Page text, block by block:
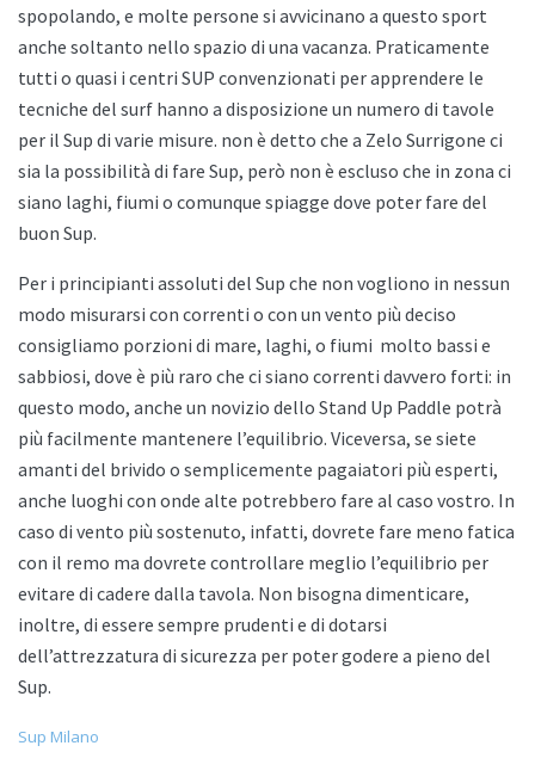
spopolando, e molte persone si avvicinano a questo sport
anche soltanto nello spazio di una vacanza. Praticamente
tutti o quasi i centri SUP convenzionati per apprendere le
tecniche del surf hanno a disposizione un numero di tavole
per il Sup di varie misure. non è detto che a Zelo Surrigone ci
sia la possibilità di fare Sup, però non è escluso che in zona ci
siano laghi, fiumi o comunque spiagge dove poter fare del
buon Sup.
Per i principianti assoluti del Sup che non vogliono in nessun
modo misurarsi con correnti o con un vento più deciso
consigliamo porzioni di mare, laghi, o fiumi molto bassi e
sabbiosi, dove è più raro che ci siano correnti davvero forti: in
questo modo, anche un novizio dello Stand Up Paddle potrà
più facilmente mantenere l’equilibrio. Viceversa, se siete
amanti del brivido o semplicemente pagaiatori più esperti,
anche luoghi con onde alte potrebbero fare al caso vostro. In
caso di vento più sostenuto, infatti, dovrete fare meno fatica
con il remo ma dovrete controllare meglio l’equilibrio per
evitare di cadere dalla tavola. Non bisogna dimenticare,
inoltre, di essere sempre prudenti e di dotarsi
dell’attrezzatura di sicurezza per poter godere a pieno del
Sup.
C
Sup Milano